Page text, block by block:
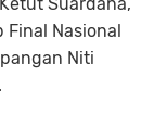
Final Nasional
Niti